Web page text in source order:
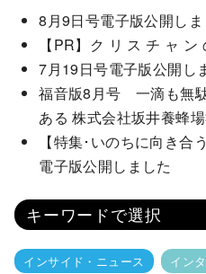
8月9日号電子版公開しま
【PR】ク リ ス チ ャ ン
7月19日号電子版公開し
福音版8月号 一滴も無
ある 株式会社坂井養蜂
【特集･いのちに向き合
電子版公開しました
キーワードで選択
インサイド・ニュース イン